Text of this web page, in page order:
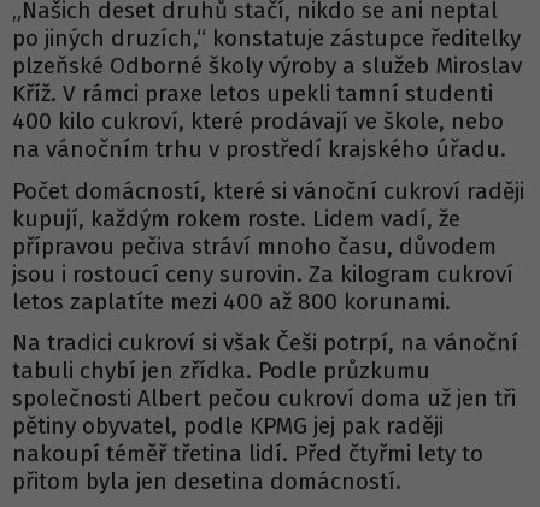
„Našich deset druhů stačí, nikdo se ani neptal
po jiných druzích,“ konstatuje zástupce ředitelky
plzeňské Odborné školy výroby a služeb Miroslav
Kříž. V rámci praxe letos upekli tamní studenti
400 kilo cukroví, které prodávají ve škole, nebo
na vánočním trhu v prostředí krajského úřadu.
Počet domácností, které si vánoční cukroví raději
kupují, každým rokem roste. Lidem vadí, že
přípravou pečiva stráví mnoho času, důvodem
jsou i rostoucí ceny surovin. Za kilogram cukroví
letos zaplatíte mezi 400 až 800 korunami.
Na tradici cukroví si však Češi potrpí, na vánoční
tabuli chybí jen zřídka. Podle průzkumu
společnosti Albert pečou cukroví doma už jen tři
pětiny obyvatel, podle KPMG jej pak raději
nakoupí téměř třetina lidí. Před čtyřmi lety to
přitom byla jen desetina domácností.